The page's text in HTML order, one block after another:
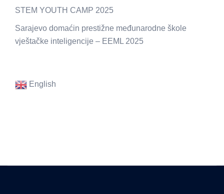
STEM YOUTH CAMP 2025
Sarajevo domaćin prestižne međunarodne škole
vještačke inteligencije – EEML 2025
English